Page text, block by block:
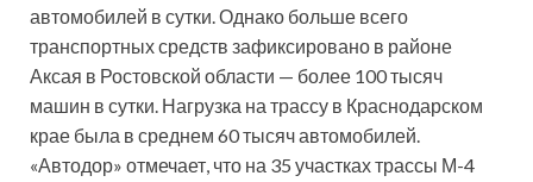
автомобилей в сутки. Однако больше всего
транспортных средств зафиксировано в районе
Аксая в Ростовской области — более 100 тысяч
машин в сутки. Нагрузка на трассу в Краснодарском
крае была в среднем 60 тысяч автомобилей.
«Автодор» отмечает, что на 35 участках трассы М-4